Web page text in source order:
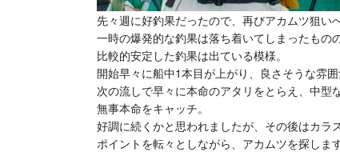
先々週に好釣果だったので、再びアカムツ狙いへ
一時の爆発的な釣果は落ち着いてしまったものの
比較的安定した釣果は出ている模様。
開始早々に船中1本目が上がり、良さそうな雰囲
次の流しで早々に本命のアタリをとらえ、中型な
無事本命をキャッチ。
好調に続くかと思われましたが、その後はカラ
ポイントを転々としながら、アカムツを探します